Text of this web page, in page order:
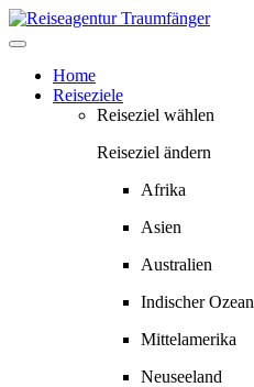
Springe
zum
Home
Reiseziele
Reiseziel wählen
Reiseziel ändern
Afrika
Asien
Australien
Indischer Ozean
Mittelamerika
Neuseeland